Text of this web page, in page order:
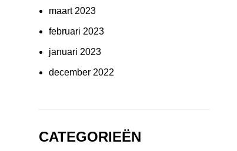
maart 2023
februari 2023
januari 2023
december 2022
CATEGORIEËN